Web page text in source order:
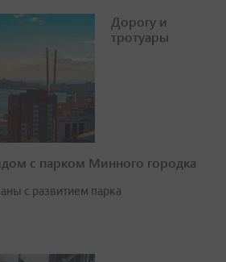
Дорогу и
тротуары
с парком Минного городка
с развитием парка